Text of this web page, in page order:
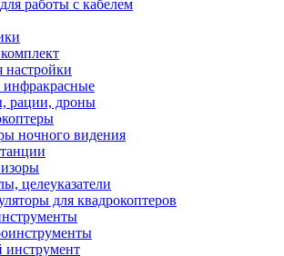
работы с кабелем
рации, дроны
ночного видения
целеуказатели
для квадрокоптеров
инструмент